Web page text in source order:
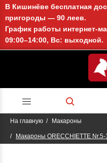
В Кишинёве бесплатная
пригороды — 90 леев.
График работы интернет-
09:00–14:00, Вс: выходной.
На главную Макароны
Макароны ORECCHIETTE Nr.5-